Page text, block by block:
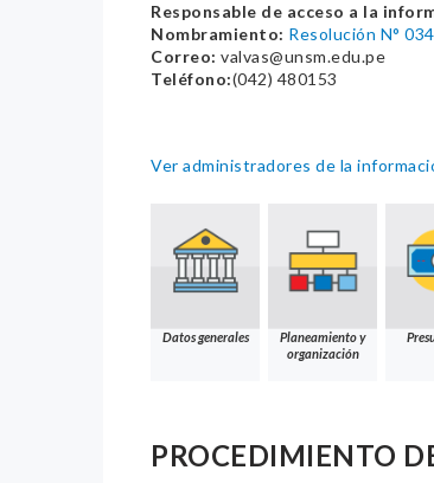
Responsable de acceso a la
Nombramiento: Resolución N°
Correo: valvas@unsm.edu.pe
Teléfono:(042) 480153
Ver administradores de la
Datos generales
Planeamiento y
organización
PROCEDIMIENTO